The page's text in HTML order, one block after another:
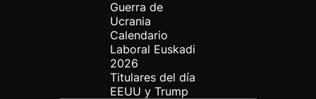
Guerra de
Ucrania
Calendario
Laboral Euskadi
2026
Titulares del día
EEUU y Trump